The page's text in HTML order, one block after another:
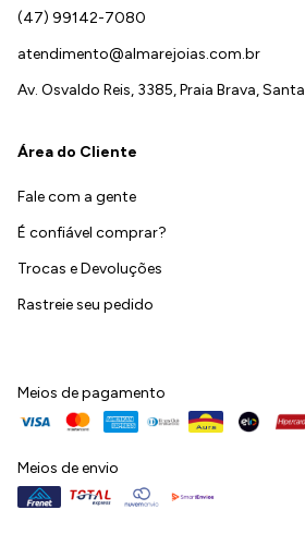
(47) 99142-7080
atendimento@almarejoias.com.br
Av. Osvaldo Reis, 3385, Praia Brava,
Área do Cliente
Fale com a gente
É confiável comprar?
Trocas e Devoluções
Rastreie seu pedido
Meios de pagamento
Meios de envio